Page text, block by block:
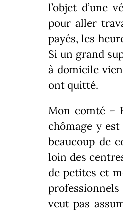
l’objet d’une
pour aller
payés, les
Si un grand
à domicile
ont quitté.
Mon comté –
chômage y
beaucoup de
loin des
de petites et
veut pas